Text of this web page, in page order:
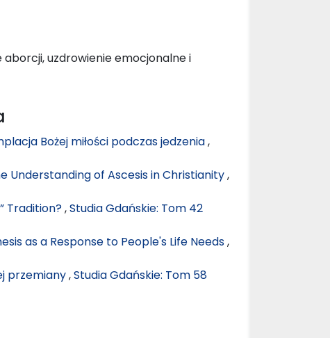
uzdrowienie emocjonalne i
Bożej miłości podczas jedzenia,
Understanding of Ascesis in Christianity,
Tradition?,Studia Gdańskie: Tom 42
as a Response to People's Life Needs,
przemiany,Studia Gdańskie: Tom 58